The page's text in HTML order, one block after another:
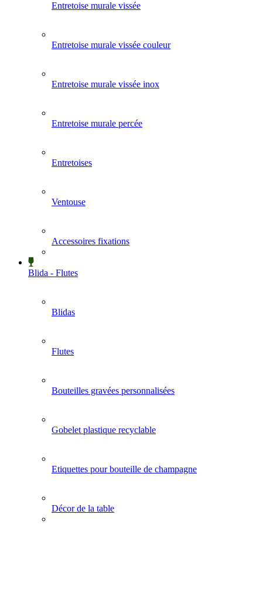
Entretoise murale vissée
Entretoise murale vissée couleur
Entretoise murale vissée inox
Entretoise murale percée
Entretoises
Ventouse
Accessoires fixations
Blida - Flutes
Blidas
Flutes
Bouteilles gravées personnalisées
Gobelet plastique recyclable
Etiquettes pour bouteille de champagne
Décor de la table